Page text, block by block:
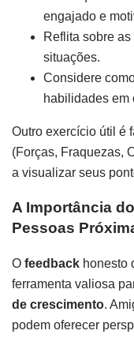
engajado e
Reflita sobre
situações.
Considere
habilidades em
Outro exercício útil é
(Forças, Fraquezas,
a visualizar seus
A Importância
Pessoas
O feedback honesto
ferramenta valiosa
de crescimento.
podem oferecer